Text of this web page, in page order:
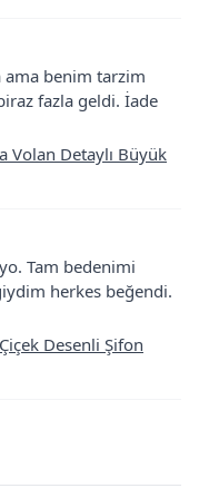
ama benim tarzim
fazla geldi. İade
Volan Detaylı Büyük
Tam bedenimi
herkes beğendi.
Desenli Şifon